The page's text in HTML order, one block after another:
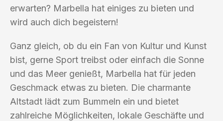
erwarten? Marbella hat einiges zu bieten und
wird auch dich begeistern!
Ganz gleich, ob du ein Fan von Kultur und Kunst
bist, gerne Sport treibst oder einfach die Sonne
und das Meer genießt, Marbella hat für jeden
Geschmack etwas zu bieten. Die charmante
Altstadt lädt zum Bummeln ein und bietet
zahlreiche Möglichkeiten, lokale Geschäfte und